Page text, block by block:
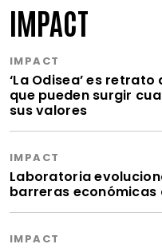
IMPACT
IMPACT
‘La Odisea’ es
que pueden surgir
sus valores
IMPACT
Laboratoria
barreras económicas
IMPACT